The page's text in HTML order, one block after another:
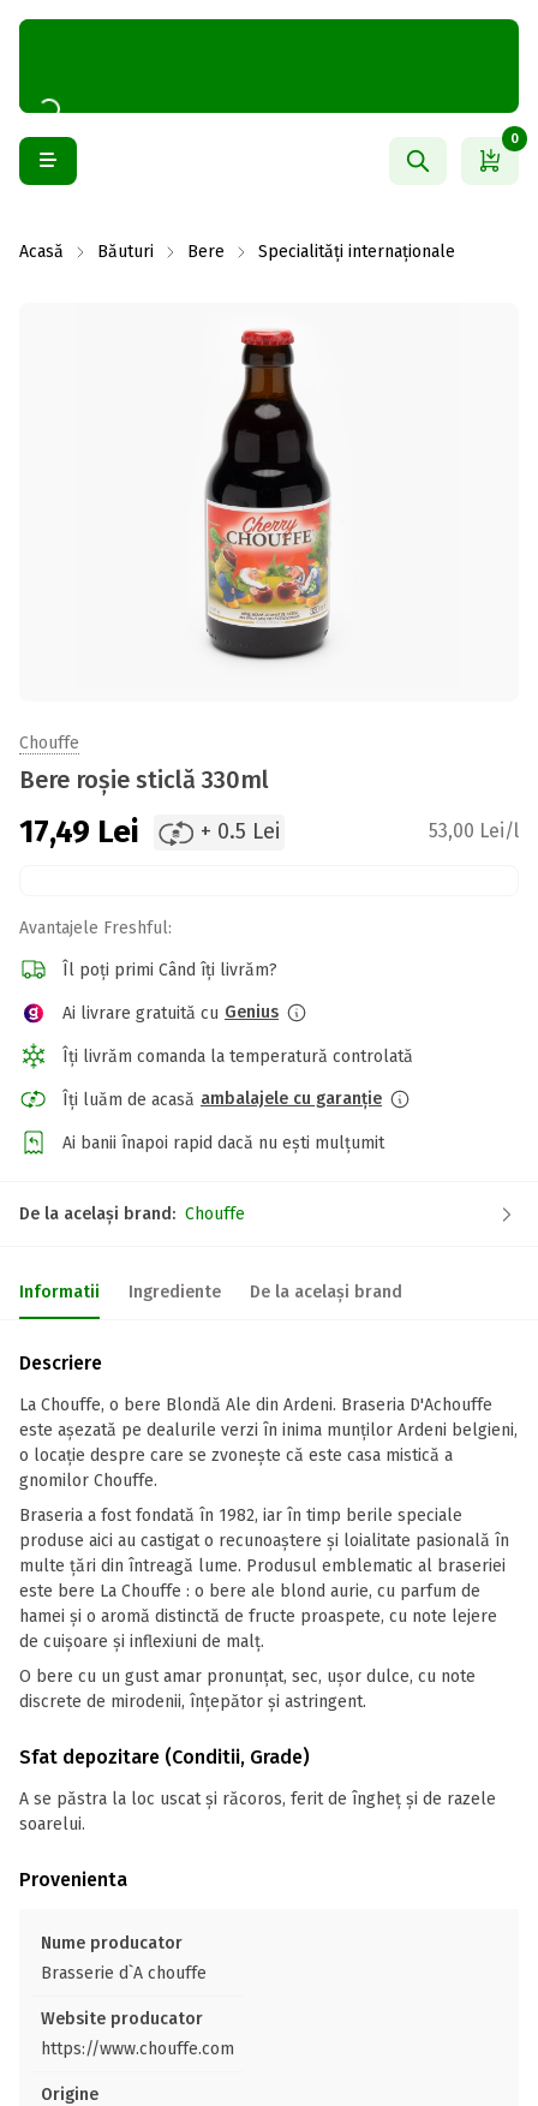
0
Acasă Băuturi Bere Specialități internaționale
Chouffe
Bere roșie sticlă 330ml
17,49 Lei + 0.5 Lei 53,00 Lei/l
Avantajele Freshful:
Îl poți primi Când îți livrăm?
Ai livrare gratuită cu Genius
Îți livrăm comanda la temperatură controlată
Îți luăm de acasă ambalajele cu garanție
Ai banii înapoi rapid dacă nu ești mulțumit
De la același brand: Chouffe
Informatii Ingrediente De la același brand
Descriere
La Chouffe, o bere Blondă Ale din Ardeni. Braseria D'Achouffe
este așezată pe dealurile verzi în inima munților Ardeni belgieni,
o locație despre care se zvonește că este casa mistică a
gnomilor Chouffe.
Braseria a fost fondată în 1982, iar în timp berile speciale
produse aici au castigat o recunoaștere și loialitate pasională în
multe țări din întreagă lume. Produsul emblematic al braseriei
este bere La Chouffe : o bere ale blond aurie, cu parfum de
hamei și o aromă distinctă de fructe proaspete, cu note lejere
de cuișoare și inflexiuni de malț.
O bere cu un gust amar pronunțat, sec, ușor dulce, cu note
discrete de mirodenii, înțepător și astringent.
Sfat depozitare (Conditii, Grade)
A se păstra la loc uscat și răcoros, ferit de îngheț și de razele
soarelui.
Provenienta
Nume producator
Brasserie d`A chouffe
Website producator
https://www.chouffe.com
Origine